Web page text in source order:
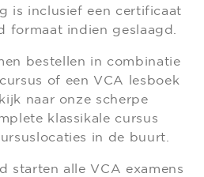
is inclusief een certificaat
formaat indien geslaagd.
bestellen in combinatie
of een VCA lesboek
naar onze scherpe
klassikale cursus
in de buurt.
starten alle VCA examens